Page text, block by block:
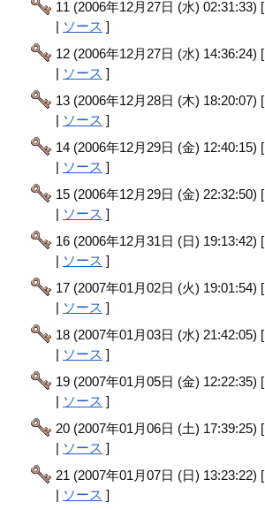
11 (2006年12月27日 (水) 02:31:33) [
| ソース ]
12 (2006年12月27日 (水) 14:36:24) [
| ソース ]
13 (2006年12月28日 (木) 18:20:07) [
| ソース ]
14 (2006年12月29日 (金) 12:40:15) [
| ソース ]
15 (2006年12月29日 (金) 22:32:50) [
| ソース ]
16 (2006年12月31日 (日) 19:13:42) [
| ソース ]
17 (2007年01月02日 (火) 19:01:54) [
| ソース ]
18 (2007年01月03日 (水) 21:42:05) [
| ソース ]
19 (2007年01月05日 (金) 12:22:35) [
| ソース ]
20 (2007年01月06日 (土) 17:39:25) [
| ソース ]
21 (2007年01月07日 (日) 13:23:22) [
| ソース ]